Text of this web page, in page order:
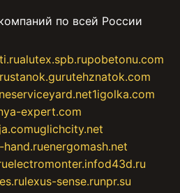
по всей России
alutex.spb.rupobetonu.com
stanok.gurutehznatok.com
serviceyard.net1igolka.com
expert.com
uglichcity.net
hand.ruenergomash.net
electromonter.infod43d.ru
lexus-sense.runpr.su